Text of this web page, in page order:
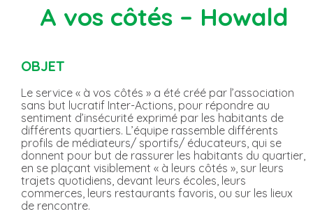
A vos côtés – Howald
OBJET
Le service « à vos côtés » a été créé par l’association
sans but lucratif Inter-Actions, pour répondre au
sentiment d’insécurité exprimé par les habitants de
différents quartiers. L’équipe rassemble différents
profils de médiateurs/ sportifs/ éducateurs, qui se
donnent pour but de rassurer les habitants du quartier,
en se plaçant visiblement « à leurs côtés », sur leurs
trajets quotidiens, devant leurs écoles, leurs
commerces, leurs restaurants favoris, ou sur les lieux
de rencontre.